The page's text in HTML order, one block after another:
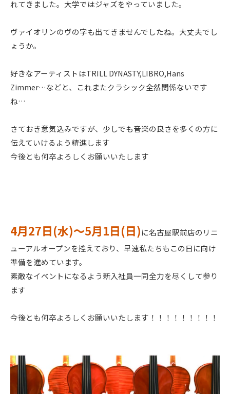
れてきました。大学ではジャズをやっていました。
ヴァイオリンのヴの字も出てきませんでしたね。大丈夫でし
ょうか。
好きなアーティストはTRILL DYNASTY,LIBRO,Hans
Zimmer…などと、これまたクラシック全然関係ないです
ね…
さておき意気込みですが、少しでも音楽の良さを多くの方に
伝えていけるよう精進します
今後とも何卒よろしくお願いいたします
4月27日(水)〜5月1日(日)に名古屋駅前店のリニ
ューアルオープンを控えており、早速私たちもこの日に向け
準備を進めています。
素敵なイベントになるよう新入社員一同全力を尽くして参り
ます
今後とも何卒よろしくお願いいたします！！！！！！！！！